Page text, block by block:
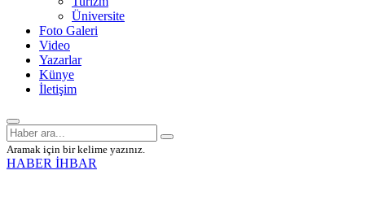
Üniversite
Foto Galeri
Video
Yazarlar
Künye
İletişim
Aramak için bir kelime yazınız.
HABER İHBAR